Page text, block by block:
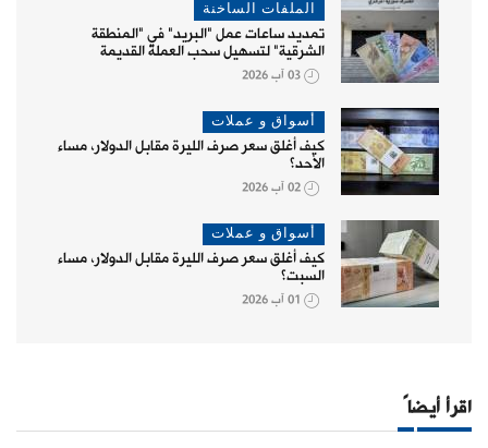
الملفات الساخنة
تمديد ساعات عمل "البريد" في "المنطقة
الشرقية" لتسهيل سحب العملة القديمة
03 آب 2026
أسواق و عملات
كيف أغلق سعر صرف الليرة مقابل الدولار، مساء
الأحد؟
02 آب 2026
أسواق و عملات
كيف أغلق سعر صرف الليرة مقابل الدولار، مساء
السبت؟
01 آب 2026
اقرأ أيضاً